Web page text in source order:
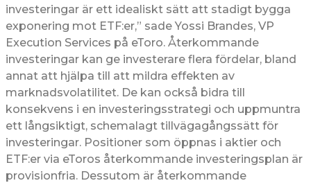
investeringar är ett idealiskt sätt att stadigt bygga
exponering mot ETF:er,” sade Yossi Brandes, VP
Execution Services på eToro. Återkommande
investeringar kan ge investerare flera fördelar, bland
annat att hjälpa till att mildra effekten av
marknadsvolatilitet. De kan också bidra till
konsekvens i en investeringsstrategi och uppmuntra
ett långsiktigt, schemalagt tillvägagångssätt för
investeringar. Positioner som öppnas i aktier och
ETF:er via eToros återkommande investeringsplan är
provisionfria. Dessutom är återkommande